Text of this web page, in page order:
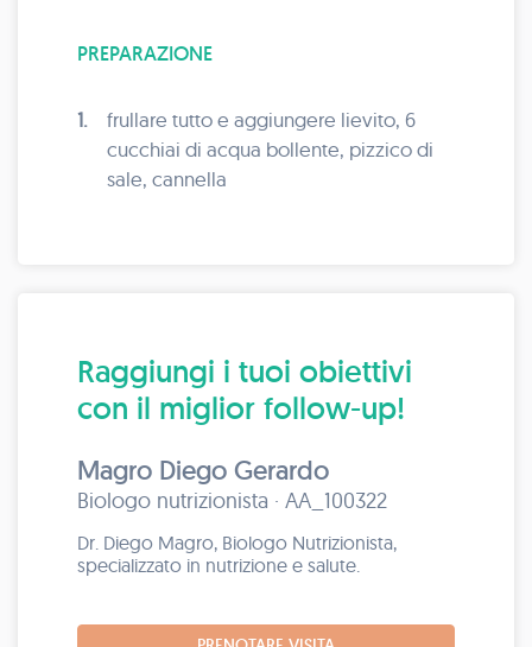
PREPARAZIONE
1.
frullare tutto e aggiungere lievito, 6
cucchiai di acqua bollente, pizzico di
sale, cannella
Raggiungi i tuoi obiettivi
con il miglior follow-up!
Magro Diego Gerardo
Biologo nutrizionista · AA_100322
Dr. Diego Magro, Biologo Nutrizionista,
specializzato in nutrizione e salute.